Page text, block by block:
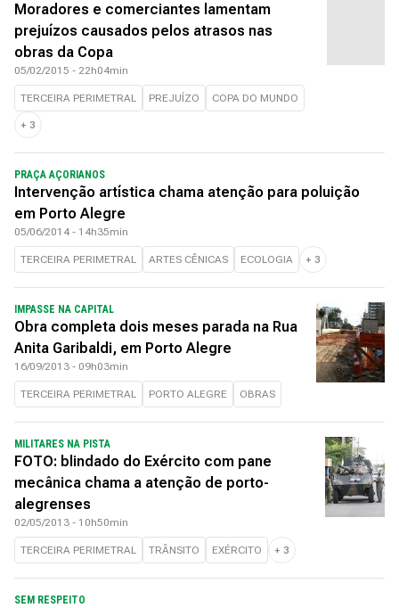
Moradores e comerciantes lamentam
prejuízos causados pelos atrasos nas
obras da Copa
05/02/2015 - 22h04min
TERCEIRA PERIMETRAL PREJUÍZO COPA DO MUNDO
+ 3
PRAÇA AÇORIANOS
Intervenção artística chama atenção para poluição
em Porto Alegre
05/06/2014 - 14h35min
TERCEIRA PERIMETRAL ARTES CÊNICAS ECOLOGIA + 3
IMPASSE NA CAPITAL
Obra completa dois meses parada na Rua
Anita Garibaldi, em Porto Alegre
16/09/2013 - 09h03min
TERCEIRA PERIMETRAL PORTO ALEGRE OBRAS
MILITARES NA PISTA
FOTO: blindado do Exército com pane
mecânica chama a atenção de porto-
alegrenses
02/05/2013 - 10h50min
TERCEIRA PERIMETRAL TRÂNSITO EXÉRCITO + 3
SEM RESPEITO